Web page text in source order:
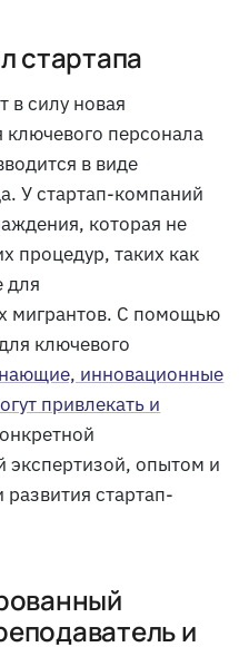
стартапа
в силу новая
персонала
в виде
У стартап-компаний
которая не
процедур, таких как
для
мигрантов. С помощью
ключевого
инновационные
привлекать и
опытом и
стартап-
и